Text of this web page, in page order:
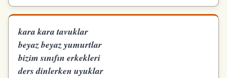
kara kara tavuklar
beyaz beyaz yumurtlar
bizim sınıfın erkekleri
ders dinlerken uyuklar